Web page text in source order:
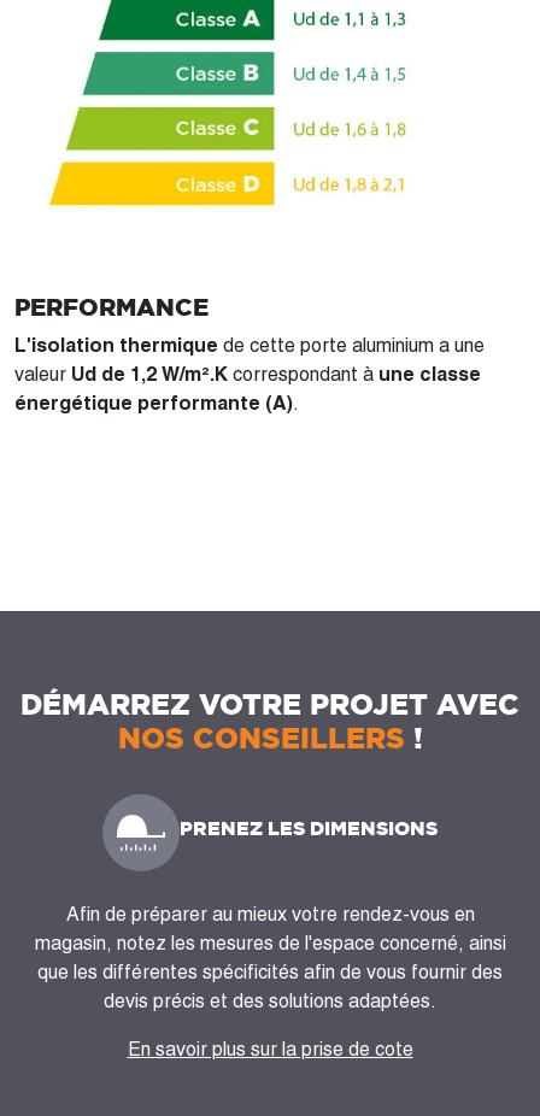
PERFORMANCE
L'isolation thermique de cette porte aluminium a une
valeur Ud de 1,2 W/m².K correspondant à une classe
énergétique performante (A).
DÉMARREZ VOTRE PROJET AVEC
NOS CONSEILLERS !
PRENEZ LES DIMENSIONS
Afin de préparer au mieux votre rendez-vous en
magasin, notez les mesures de l'espace concerné, ainsi
que les différentes spécificités afin de vous fournir des
devis précis et des solutions adaptées.
En savoir plus sur la prise de cote